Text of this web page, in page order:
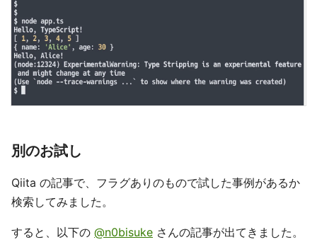
別のお試し
Qiita の記事で、フラグありのもので試した事例があるか
検索してみました。
すると、以下の @n0bisuke さんの記事が出てきました。